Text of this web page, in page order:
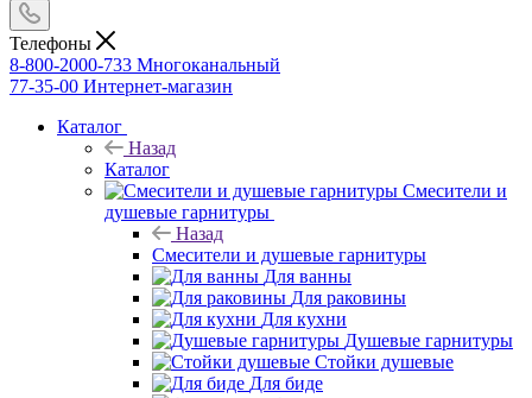
Телефоны
8-800-2000-733 Многоканальный
77-35-00 Интернет-магазин
Каталог
Назад
Каталог
Смесители и
душевые гарнитуры
Назад
Смесители и душевые гарнитуры
Для ванны
Для раковины
Для кухни
Душевые гарнитуры
Стойки душевые
Для биде